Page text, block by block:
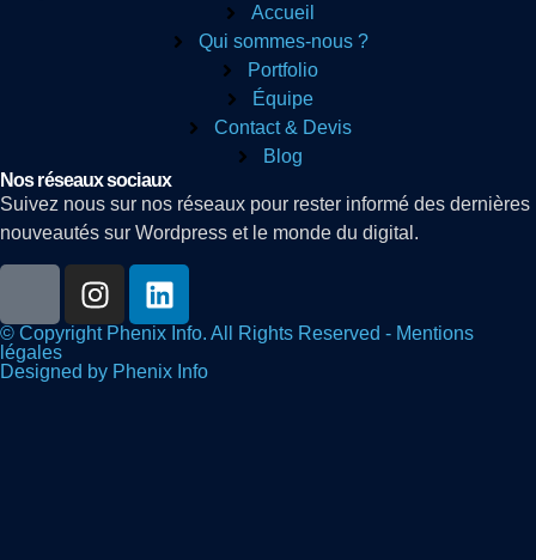
Accueil
Qui sommes-nous ?
Portfolio
Équipe
Contact & Devis
Blog
Nos réseaux sociaux
Suivez nous sur nos réseaux pour rester informé des dernières
nouveautés sur Wordpress et le monde du digital.
© Copyright Phenix Info. All Rights Reserved - Mentions
légales
Designed by Phenix Info